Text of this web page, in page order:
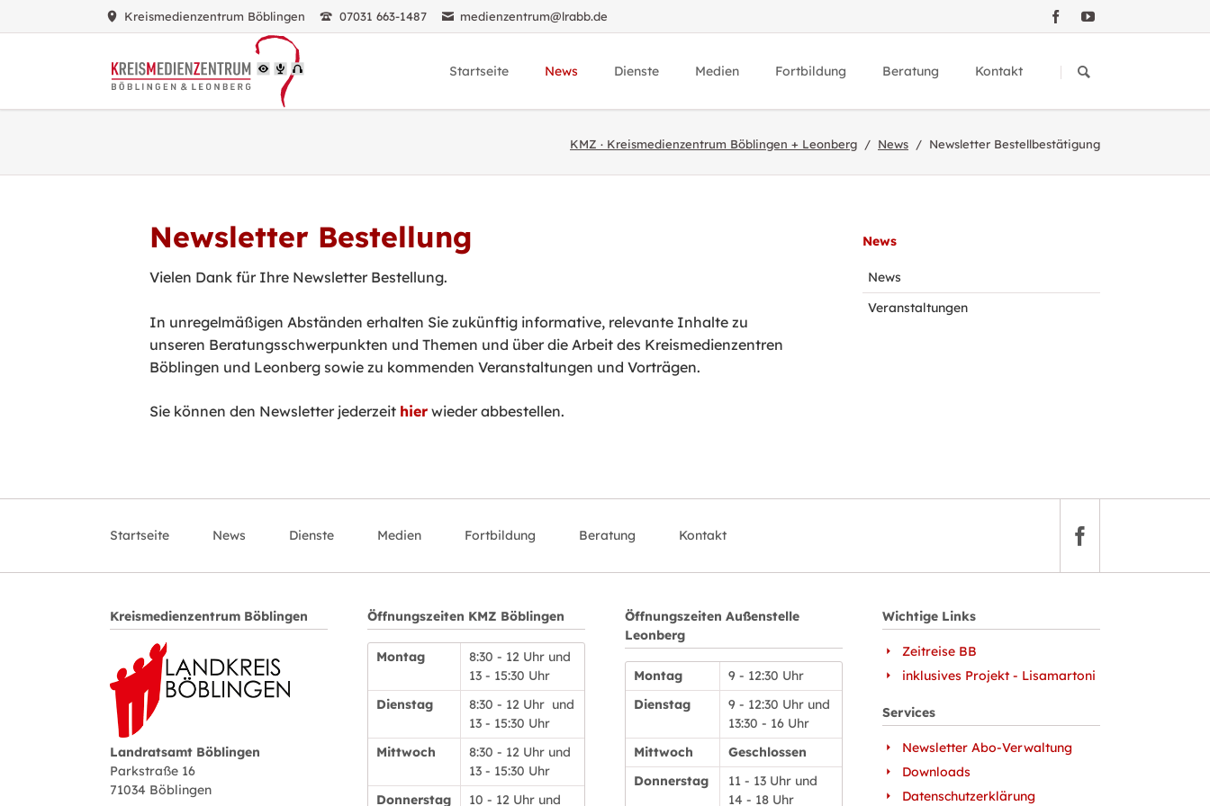
Kreismedienzentrum Böblingen 07031 663-1487 medienzentrum@lrabb.de
überspringen
Startseite News
Veranstaltungen
Dienste
SESAM
Taskcards
Threema
Medienrecherche
Registrierungsseite
Medien
Unsere Medien
KMZ Mediathek
Fortbildung
Medienwerkstatt
Lehrerzimmer
Beratung
Medienpädagogische Beratung
Kontakt
KMZ · Kreismedienzentrum Böblingen + Leonberg News Newsletter Bestellbestätigung
Newsletter Bestellung
Vielen Dank für Ihre Newsletter Bestellung.
In unregelmäßigen Abständen erhalten Sie zukünftig informative, relevante Inhalte zu
unseren Beratungsschwerpunkten und Themen und über die Arbeit des Kreismedienzentren
Böblingen und Leonberg sowie zu kommenden Veranstaltungen und Vorträgen.
Sie können den Newsletter jederzeit hier wieder abbestellen.
Navigation
News
News
Veranstaltungen
überspringen
Startseite News Dienste Medien Fortbildung Beratung Kontakt
Kreismedienzentrum Böblingen
Landratsamt Böblingen
Parkstraße 16
71034 Böblingen
Öffnungszeiten KMZ Böblingen
Montag
8:30 - 12 Uhr und
13 - 15:30 Uhr
Dienstag
8:30 - 12 Uhr und
13 - 15:30 Uhr
Mittwoch
8:30 - 12 Uhr und
13 - 15:30 Uhr
Donnerstag
10 - 12 Uhr und
Öffnungszeiten Außenstelle
Leonberg
Montag
9 - 12:30 Uhr
Dienstag
9 - 12:30 Uhr und
13:30 - 16 Uhr
Mittwoch
Geschlossen
Donnerstag
11 - 13 Uhr und
14 - 18 Uhr
Wichtige Links
Zeitreise BB
inklusives Projekt - Lisamartoni
Services
Newsletter Abo-Verwaltung
Downloads
Datenschutzerklärung